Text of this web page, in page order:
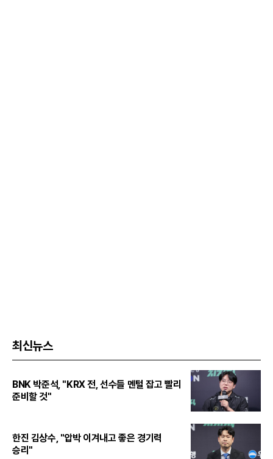
최신뉴스
BNK 박준석, "KRX 전, 선수들 멘털 잡고 빨리
준비할 것"
한진 김상수, "압박 이겨내고 좋은 경기력
승리"